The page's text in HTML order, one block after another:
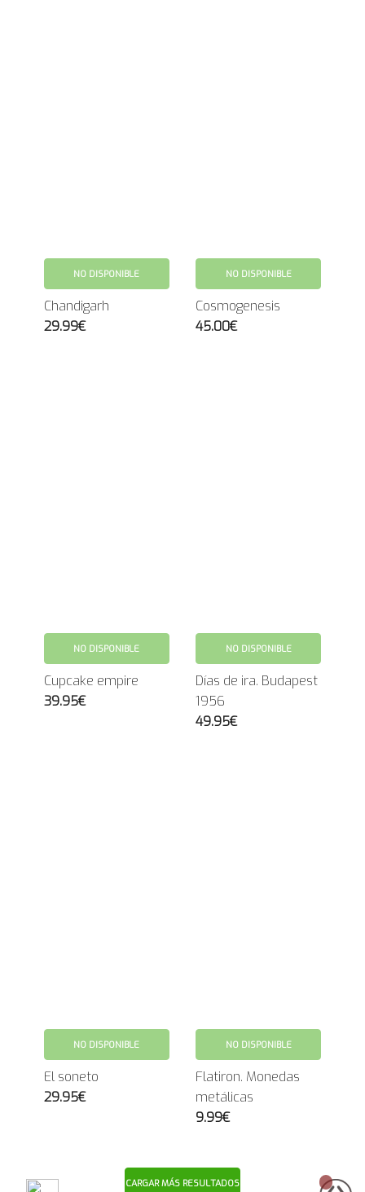
NO DISPONIBLE
Chandigarh
29.99€
NO DISPONIBLE
Cosmogenesis
45.00€
NO DISPONIBLE
Cupcake empire
39.95€
NO DISPONIBLE
Días de ira. Budapest
1956
49.95€
NO DISPONIBLE
El soneto
29.95€
NO DISPONIBLE
Flatiron. Monedas
metálicas
9.99€
CARGAR MÁS RESULTADOS